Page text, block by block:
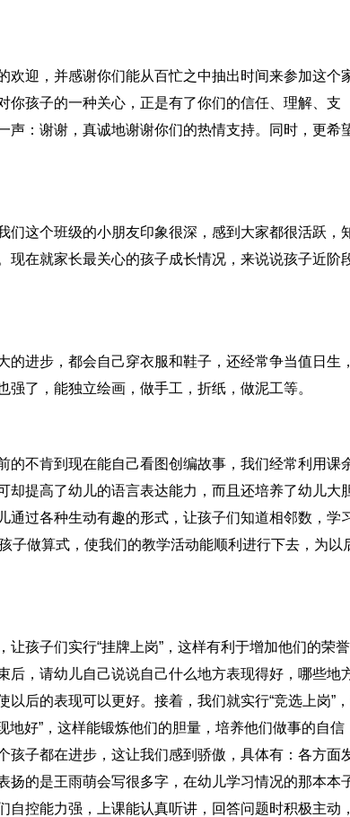
迎，并感谢你们能从百忙之中抽出时间来参加这个
孩子的一种关心，正是有了你们的信任、理解、支
：谢谢，真诚地谢谢你们的热情支持。同时，更希
们这个班级的小朋友印象很深，感到大家都很活跃，
现在就家长最关心的孩子成长情况，来说说孩子近阶
进步，都会自己穿衣服和鞋子，还经常争当值日生，
了，能独立绘画，做手工，折纸，做泥工等。
的不肯到现在能自己看图创编故事，我们经常利用课
提高了幼儿的语言表达能力，而且还培养了幼儿大
过各种生动有趣的形式，让孩子们知道相邻数，学
子做算式，使我们的教学活动能顺利进行下去，为以
孩子们实行“挂牌上岗”，这样有利于增加他们的荣
后，请幼儿自己说说自己什么地方表现得好，哪些地
后的表现可以更好。接着，我们就实行“竞选上岗”
好”，这样能锻炼他们的胆量，培养他们做事的自信
孩子都在进步，这让我们感到骄傲，具体有：各方面
扬的是王雨萌会写很多字，在幼儿学习情况的那本本
自控能力强，上课能认真听讲，回答问题时积极主动，